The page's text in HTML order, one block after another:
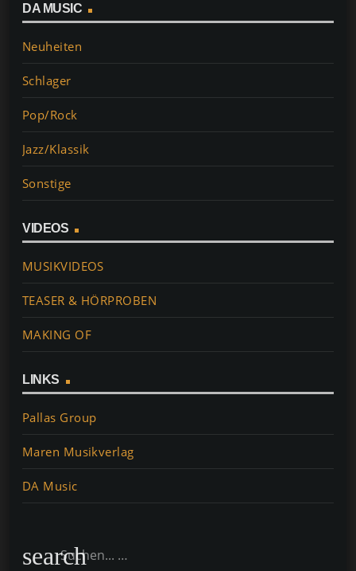
DA MUSIC
Neuheiten
Schlager
Pop/Rock
Jazz/Klassik
Sonstige
VIDEOS
MUSIKVIDEOS
TEASER & HÖRPROBEN
MAKING OF
LINKS
Pallas Group
Maren Musikverlag
DA Music
search